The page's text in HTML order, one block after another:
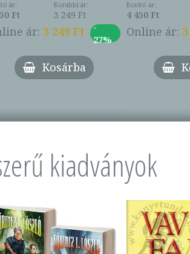
ár:
Ft
Korábbi ár:
3 249 Ft
ár: 3 249 Ft
-
27%
Kosárba
Borító ár:
4 450 Ft
Online ár:
kiadványok